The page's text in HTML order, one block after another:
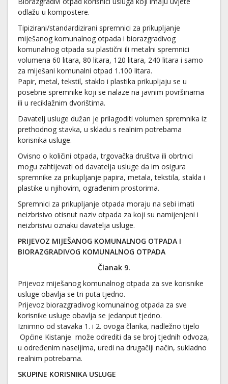
odlažu u kompostere.
Tipizirani/standardizirani spremnici za prikupljanje
miješanog komunalnog otpada i biorazgradivog
komunalnog otpada su plastični ili metalni spremnici
volumena 60 litara, 80 litara, 120 litara, 240 litara i samo
za miješani komunalni otpad 1.100 litara.
Papir, metal, tekstil, staklo i plastika prikupljaju se u
posebne spremnike koji se nalaze na javnim površinama
ili u reciklažnim dvorištima.
Davatelj usluge dužan je prilagoditi volumen spremnika iz
prethodnog stavka, u skladu s realnim potrebama
korisnika usluge.
Ovisno o količini otpada, trgovačka društva ili obrtnici
mogu zahtijevati od davatelja usluge da im osigura
spremnike za prikupljanje papira, metala, tekstila, stakla i
plastike u njihovim, ograđenim prostorima.
Spremnici za prikupljanje otpada moraju na sebi imati
neizbrisivo otisnut naziv otpada za koji su namijenjeni i
neizbrisivu oznaku davatelja usluge.
PRIJEVOZ MIJEŠANOG KOMUNALNOG OTPADA I
BIORAZGRADIVOG KOMUNALNOG OTPADA
Članak 9.
Prijevoz miješanog komunalnog otpada za sve korisnike
usluge obavlja se tri puta tjedno.
Prijevoz biorazgradivog komunalnog otpada za sve
korisnike usluge obavlja se jedanput tjedno.
Iznimno od stavaka 1. i 2. ovoga članka, nadležno tijelo
Općine Kistanje može odrediti da se broj tjednih odvoza,
u određenim naseljima, uredi na drugačiji način, sukladno
realnim potrebama.
SKUPINE KORISNIKA USLUGE